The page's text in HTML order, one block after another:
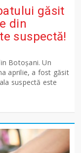
găsit
din
suspectă!
Botoșani. Un
aprilie, a fost găsit
suspectă este